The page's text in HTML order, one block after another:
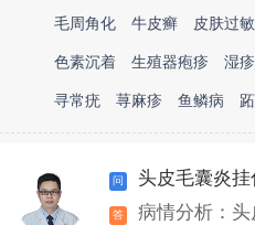
毛周角化 牛皮癣 皮肤过敏
色素沉着 生殖器疱疹 湿疹
寻常疣 荨麻疹 鱼鳞病
头皮毛囊炎挂
病情分析：头